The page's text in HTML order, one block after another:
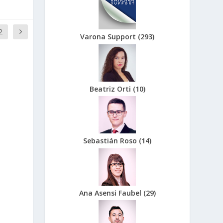
Varona Support (293)
Beatriz Orti (10)
Sebastián Roso (14)
Ana Asensi Faubel (29)